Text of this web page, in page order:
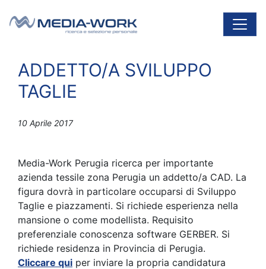
Navigazione principale
ADDETTO/A SVILUPPO
TAGLIE
10 Aprile 2017
Media-Work Perugia ricerca per importante
azienda tessile zona Perugia un addetto/a CAD. La
figura dovrà in particolare occuparsi di Sviluppo
Taglie e piazzamenti. Si richiede esperienza nella
mansione o come modellista. Requisito
preferenziale conoscenza software GERBER. Si
richiede residenza in Provincia di Perugia.
Cliccare qui per inviare la propria candidatura